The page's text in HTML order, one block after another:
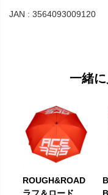
JAN : 3564093009120
一緒
ROUGH&ROAD
ラフ＆ロード